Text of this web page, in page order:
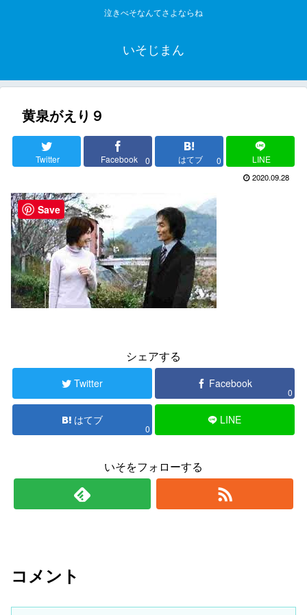
泣きべそなんてさよならね
いそじまん
黄泉がえり９
Twitter Facebook 0 はてブ 0 LINE
2020.09.28
シェアする
Twitter Facebook
0
はてブ
0
LINE
いそをフォローする
コメント
Save